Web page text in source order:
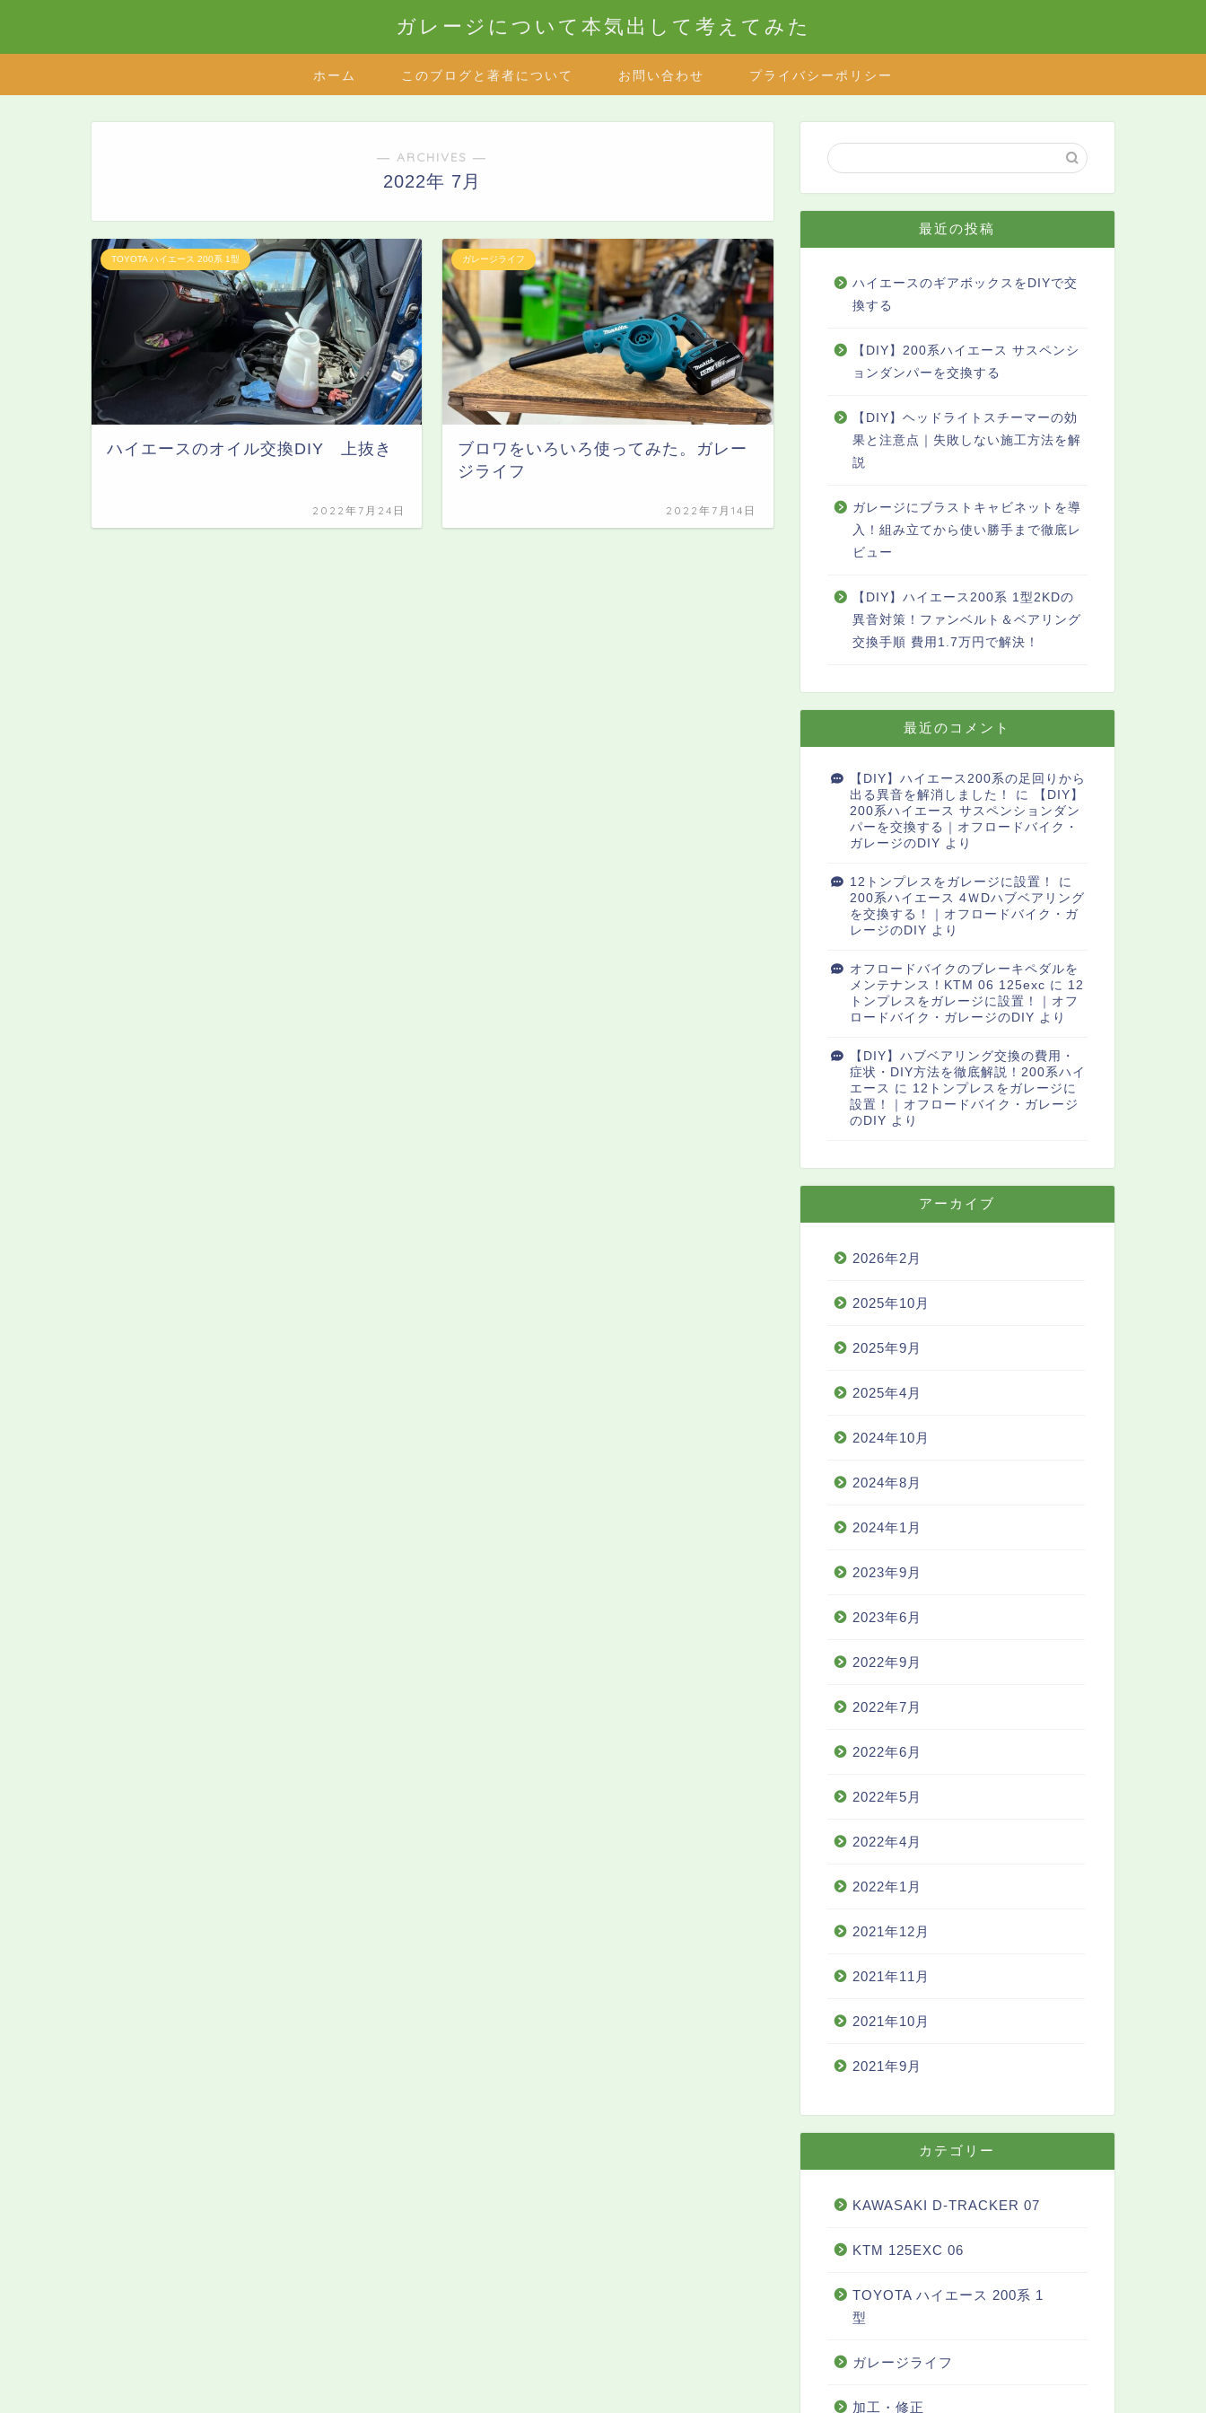
ガレージについて本気出して考えてみた
ホーム このブログと著者について お問い合わせ プライバシーポリシー
― ARCHIVES ―
2022年 7月
TOYOTA ハイエース 200系 1型
ハイエースのオイル交換DIY 上抜き
2022年7月24日
ガレージライフ
ブロワをいろいろ使ってみた。ガレー
ジライフ
2022年7月14日
最近の投稿
ハイエースのギアボックスをDIYで交
換する
【DIY】200系ハイエース サスペンシ
ョンダンパーを交換する
【DIY】ヘッドライトスチーマーの効
果と注意点｜失敗しない施工方法を解
説
ガレージにブラストキャビネットを導
入！組み立てから使い勝手まで徹底レ
ビュー
【DIY】ハイエース200系 1型2KDの
異音対策！ファンベルト＆ベアリング
交換手順 費用1.7万円で解決！
最近のコメント
【DIY】ハイエース200系の足回りから
出る異音を解消しました！
に
【DIY】
200系ハイエース サスペンションダン
パーを交換する｜オフロードバイク・
ガレージのDIY より
12トンプレスをガレージに設置！
に
200系ハイエース 4ＷDハブベアリング
を交換する！｜オフロードバイク・ガ
レージのDIY より
オフロードバイクのブレーキペダルを
メンテナンス！KTM 06 125exc に 12
トンプレスをガレージに設置！｜オフ
ロードバイク・ガレージのDIY より
【DIY】ハブベアリング交換の費用・
症状・DIY方法を徹底解説！200系ハイ
エース に 12トンプレスをガレージに
設置！｜オフロードバイク・ガレージ
のDIY より
アーカイブ
2026年2月
2025年10月
2025年9月
2025年4月
2024年10月
2024年8月
2024年1月
2023年9月
2023年6月
2022年9月
2022年7月
2022年6月
2022年5月
2022年4月
2022年1月
2021年12月
2021年11月
2021年10月
2021年9月
カテゴリー
KAWASAKI D-TRACKER 07
KTM 125EXC 06
TOYOTA ハイエース 200系 1
型
ガレージライフ
加工・修正